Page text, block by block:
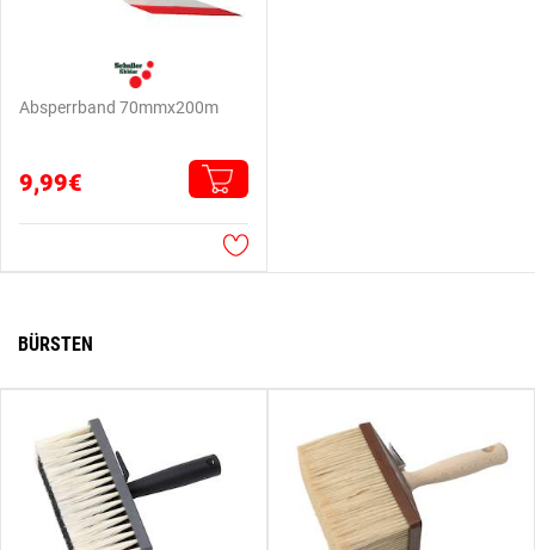
Absperrband 70mmx200m
9,99€
BÜRSTEN